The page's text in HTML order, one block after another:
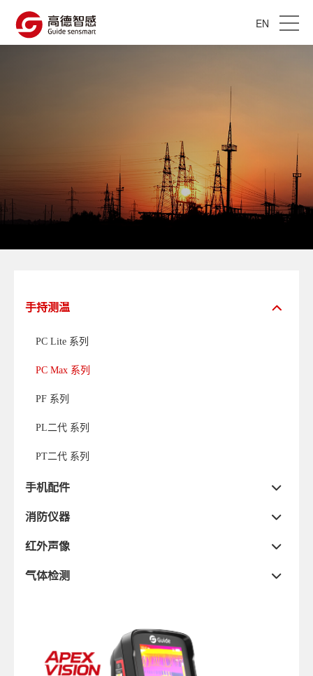
EN
手持测温
PC Lite 系列
PC Max 系列
PF 系列
PL二代 系列
PT二代 系列
手机配件
消防仪器
红外声像
气体检测